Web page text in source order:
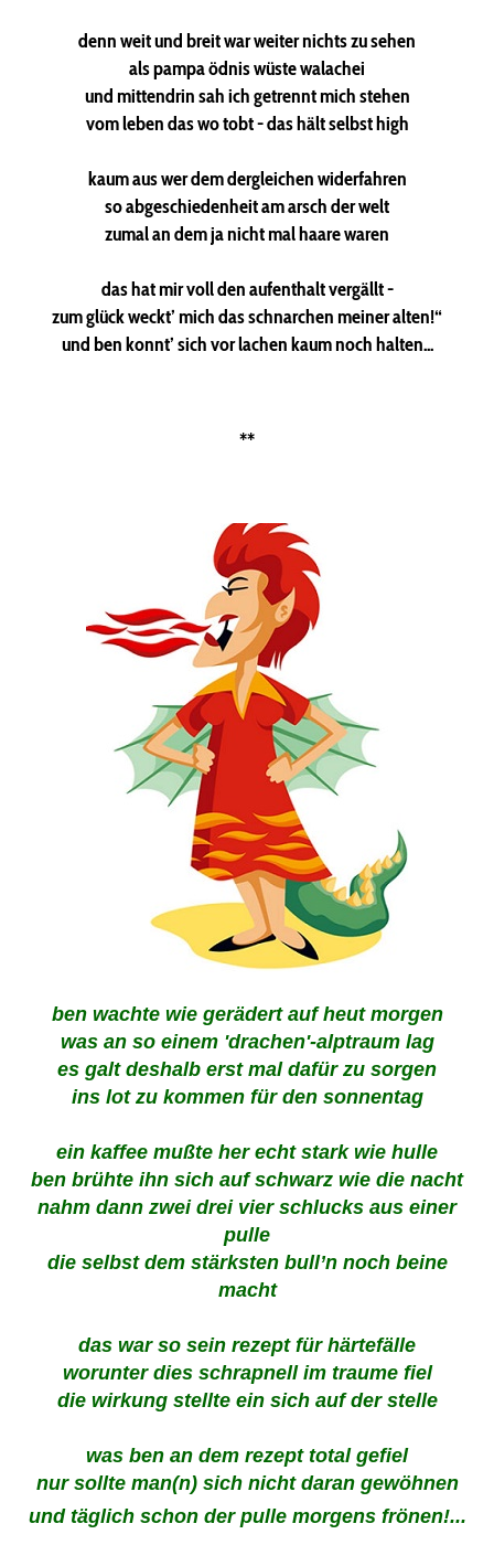
denn weit und breit war weiter nichts zu sehen
als pampa ödnis wüste walachei
und mittendrin sah ich getrennt mich stehen
vom leben das wo tobt - das hält selbst high
kaum aus wer dem dergleichen widerfahren
so abgeschiedenheit am arsch der welt
zumal an dem ja nicht mal haare waren
das hat mir voll den aufenthalt vergällt -
zum glück weckt’ mich das schnarchen meiner alten!“
und ben konnt’ sich vor lachen kaum noch halten...
**
ben wachte wie gerädert auf heut morgen
was an so einem 'drachen'-alptraum lag
es galt deshalb erst mal dafür zu sorgen
ins lot zu kommen für den sonnentag
ein kaffee mußte her echt stark wie hulle
ben brühte ihn sich auf schwarz wie die nacht
nahm dann zwei drei vier schlucks aus einer
pulle
die selbst dem stärksten bull’n noch beine
macht
das war so sein rezept für härtefälle
worunter dies schrapnell im traume fiel
die wirkung stellte ein sich auf der stelle
was ben an dem rezept total gefiel
nur sollte man(n) sich nicht daran gewöhnen
und täglich schon der pulle morgens frönen!...